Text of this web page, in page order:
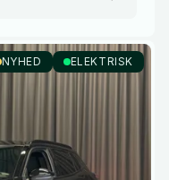
NYHED ELEKTRISK